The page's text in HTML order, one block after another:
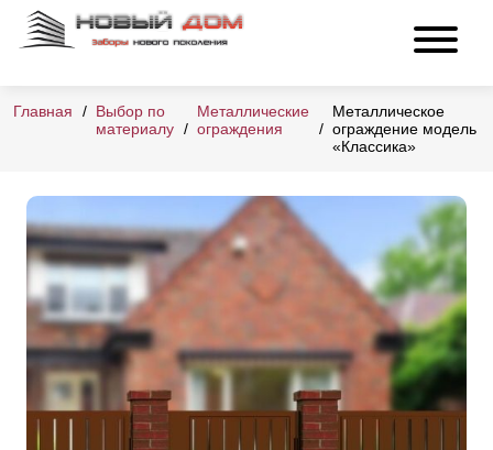
Главная
Выбор по
материалу
Металлические
ограждения
Металлическое
ограждение модель
«Классика»